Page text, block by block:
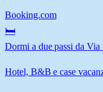
Booking.com
🛏️
Dormi a due passi da Via
Hotel, B&B e case